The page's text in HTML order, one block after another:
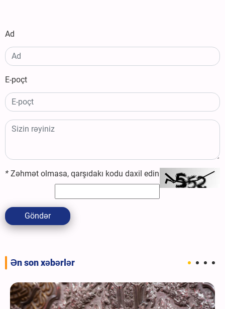
Ad
E-poçt
* Zəhmət olmasa, qarşıdakı kodu daxil edin
Göndər
Ən son xəbərlər